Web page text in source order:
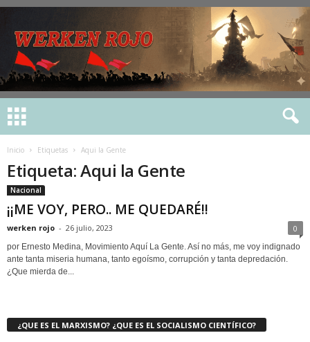
Inicio Etiquetas Aqui la Gente
Etiqueta: Aqui la Gente
Nacional
¡¡ME VOY, PERO.. ME QUEDARÉ!!
werken rojo - 26 julio, 2023 0
por Ernesto Medina, Movimiento Aquí La Gente. Así no más, me voy indignado
ante tanta miseria humana, tanto egoísmo, corrupción y tanta depredación.
¿Que mierda de...
¿QUE ES EL MARXISMO? ¿QUE ES EL SOCIALISMO CIENTÍFICO?